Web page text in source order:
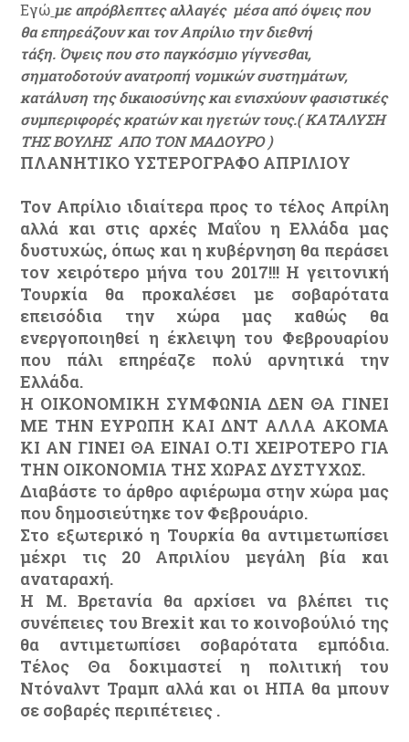
Εγώ με απρόβλεπτες αλλαγές μέσα από όψεις που
θα επηρεάζουν και τον Απρίλιο την διεθνή
τάξη. Όψεις που στο παγκόσμιο γίγνεσθαι,
σηματοδοτούν ανατροπή νομικών συστημάτων,
κατάλυση της δικαιοσύνης και ενισχύουν φασιστικές
συμπεριφορές κρατών και ηγετών τους.( ΚΑΤΑΛΥΣΗ
ΤΗΣ ΒΟΥΛΗΣ ΑΠΟ ΤΟΝ ΜΑΔΟΥΡΟ )
ΠΛΑΝΗΤΙΚΟ ΥΣΤΕΡΟΓΡΑΦΟ ΑΠΡΙΛΙΟΥ
Τον Απρίλιο ιδιαίτερα προς το τέλος Απρίλη
αλλά και στις αρχές Μαΐου η Ελλάδα μας
δυστυχώς, όπως και η κυβέρνηση θα περάσει
τον χειρότερο μήνα του 2017!!! Η γειτονική
Τουρκία θα προκαλέσει με σοβαρότατα
επεισόδια την χώρα μας καθώς θα
ενεργοποιηθεί η έκλειψη του Φεβρουαρίου
που πάλι επηρέαζε πολύ αρνητικά την
Ελλάδα.
Η ΟΙΚΟΝΟΜΙΚΗ ΣΥΜΦΩΝΙΑ ΔΕΝ ΘΑ ΓΙΝΕΙ
ΜΕ ΤΗΝ ΕΥΡΩΠΗ ΚΑΙ ΔΝΤ ΑΛΛΑ ΑΚΟΜΑ
ΚΙ ΑΝ ΓΙΝΕΙ ΘΑ ΕΙΝΑΙ Ο.ΤΙ ΧΕΙΡΟΤΕΡΟ ΓΙΑ
ΤΗΝ ΟΙΚΟΝΟΜΙΑ ΤΗΣ ΧΩΡΑΣ ΔΥΣΤΥΧΩΣ.
Διαβάστε το άρθρο αφιέρωμα στην χώρα μας
που δημοσιεύτηκε τον Φεβρουάριο.
Στο εξωτερικό η Τουρκία θα αντιμετωπίσει
μέχρι τις 20 Απριλίου μεγάλη βία και
αναταραχή.
Η Μ. Βρετανία θα αρχίσει να βλέπει τις
συνέπειες τουBrexit και το κοινοβούλιό της
θα αντιμετωπίσει σοβαρότατα εμπόδια.
Τέλος Θα δοκιμαστεί η πολιτική του
Ντόναλντ Τραμπ αλλά και οι ΗΠΑ θα μπουν
σε σοβαρές περιπέτειες .